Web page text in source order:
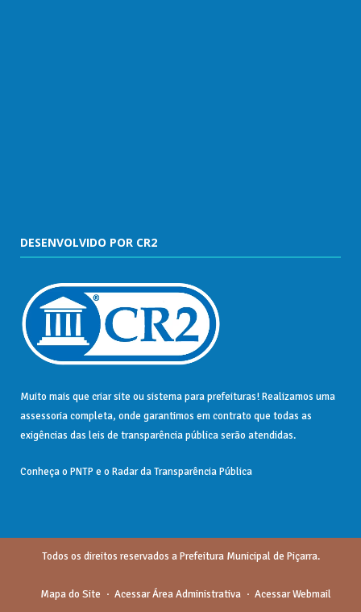
DESENVOLVIDO POR CR2
Muito mais que criar site ousistema para prefeituras! Realizamos uma
assessoriacompleta, onde garantimos em contrato que todas as
exigências das leis de transparência públicaserão atendidas.
Conheça o PNTP e o Radar da Transparência Pública
Todos os direitos reservados a Prefeitura Municipal de Piçarra.
Mapa do Site Acessar Área Administrativa Acessar Webmail